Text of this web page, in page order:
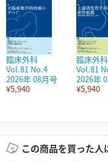
臨床外科
Vol.81 No.4
2026年 08月号
¥5,940
臨床外
Vol.81
2026年
¥5,940
この商品を買った人